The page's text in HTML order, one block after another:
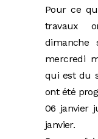
Pour ce
travaux
dimanche
mercredi
qui est du
ont été
06 janvier
janvier.